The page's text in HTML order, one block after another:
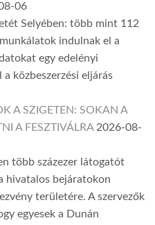
06
Selyében: több mint 112
indulnak el a
egy edelényi
közbeszerzési eljárás
A SZIGETEN: SOKAN A
A FESZTIVÁLRA 2026-08-
több százezer látogatót
hivatalos bejáratokon
területére. A szervezők
egyesek a Dunán